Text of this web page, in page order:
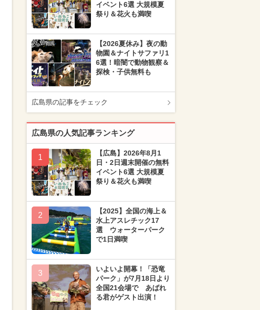
イベント6選 大規模夏
祭り＆花火も満喫
【2026夏休み】夜の動
物園＆ナイトサファリ1
6選！暗闇で動物観察＆
探検・子供無料も
広島県の記事をチェック
広島県の人気記事ランキング
1
【広島】2026年8月1
日・2日週末開催の無料
イベント6選 大規模夏
祭り＆花火も満喫
2
【2025】全国の海上＆
水上アスレチック17
選 ウォーターパーク
で1日満喫
3
いよいよ開幕！「恐竜
パーク」が7月18日より
全国21会場で あばれ
る君がゲスト出演！